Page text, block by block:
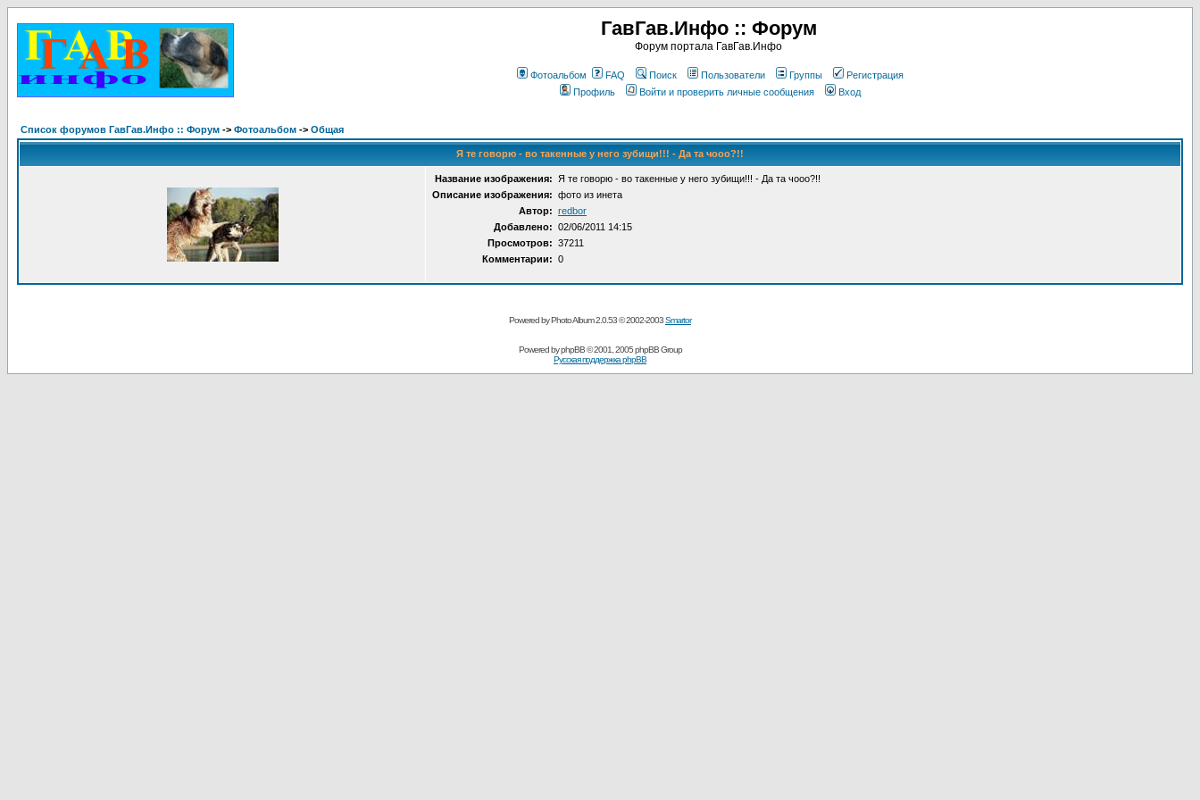
ГавГав.Инфо :: Форум
Форум портала ГавГав.Инфо
Фотоальбом FAQ Поиск Пользователи Группы
Регистрация
Профиль
Войти и проверить личные сообщения Вход
Список форумов ГавГав.Инфо :: Форум -> Фотоальбом -> Общая
Я те говорю - во такенные у него зубищи!!! - Да та чооо?!!
Название изображения: Я те говорю - во такенные у него зубищи!!! - Да та чооо?!!
Описание изображения: фото из инета
Автор: redbor
Добавлено: 02/06/2011 14:15
Просмотров: 37211
Комментарии: 0
Powered by Photo Album 2.0.53 © 2002-2003Smartor
Powered byphpBB© 2001, 2005 phpBB Group
Русская поддержка phpBB